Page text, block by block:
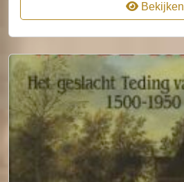
Bekijken